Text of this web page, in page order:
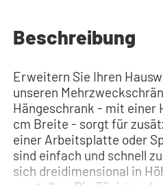
Beschreibung
Erweitern Sie Ihren
unseren
Hängeschrank - mit einer
cm Breite - sorgt für
einer Arbeitsplatte oder Spüle. Die
sind einfach und schnell
sich dreidimensional in